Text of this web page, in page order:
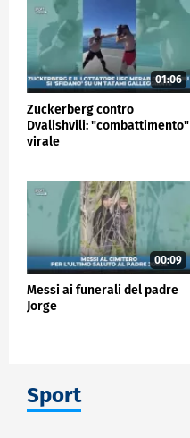
01:06
Zuckerberg contro
Dvalishvili: "combattimento"
virale
00:09
Messi ai funerali del padre
Jorge
Sport